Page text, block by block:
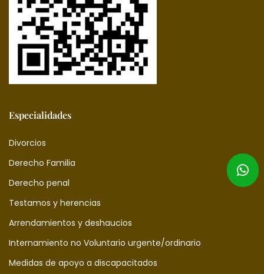
Especialidades
Divorcios
Derecho Familia
Derecho penal
Testamos y herencias
Arrendamientos y deshaucios
Internamiento no Voluntario urgente/ordinario
Medidas de apoyo a discapacitados